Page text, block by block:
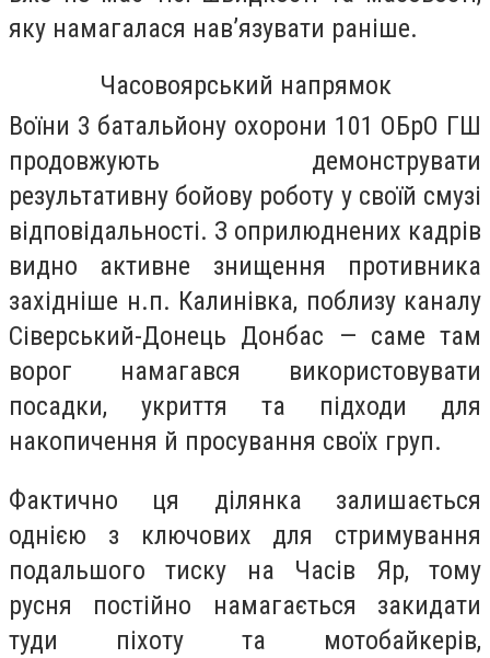
яку намагалася нав’язувати раніше.
Часовоярський напрямок
Воїни 3 батальйону охорони 101 ОБрО ГШ
продовжують демонструвати
результативну бойову роботу у своїй смузі
відповідальності. З оприлюднених кадрів
видно активне знищення противника
західніше н.п. Калинівка, поблизу каналу
Сіверський-Донець Донбас — саме там
ворог намагався використовувати
посадки, укриття та підходи для
накопичення й просування своїх груп.
Фактично ця ділянка залишається
однією з ключових для стримування
подальшого тиску на Часів Яр, тому
русня постійно намагається закидати
туди піхоту та мотобайкерів,